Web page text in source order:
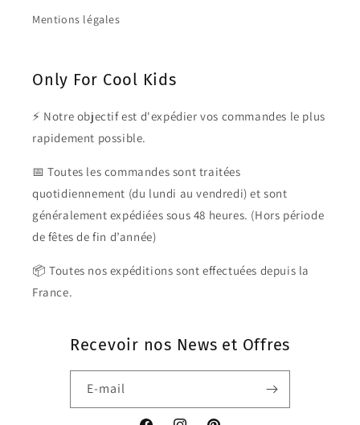
Mentions légales
Only For Cool Kids
⚡ Notre objectif est d'expédier vos commandes le plus
rapidement possible.
📅 Toutes les commandes sont traitées
quotidiennement (du lundi au vendredi) et sont
généralement expédiées sous 48 heures. (Hors période
de fêtes de fin d’année)
📦 Toutes nos expéditions sont effectuées depuis la
France.
Recevoir nos News et Offres
E-mail